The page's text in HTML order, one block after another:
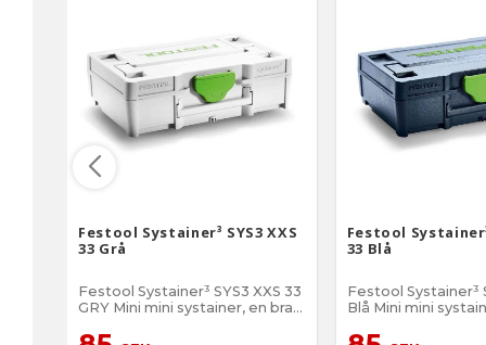
Festool Systainer³ SYS3 XXS
33 Grå
Festool Systainer³ SYS3 XXS 33
GRY Mini mini systainer, en bra
bitshållare, visitkort och övriga
Festool
33 Blå
Festool Systainer³
Blå Mini mini systainer, en bra
bitshållare, visitkort